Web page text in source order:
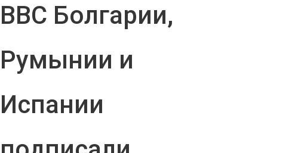
ВВС Болгарии,
Румынии и
Испании